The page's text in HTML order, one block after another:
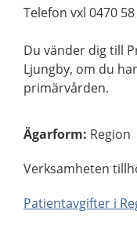
Telefon vxl 0470 58
Du vänder dig till
Ljungby, om du
primärvården.
Ägarform: Region
Verksamheten
Patientavgifter i